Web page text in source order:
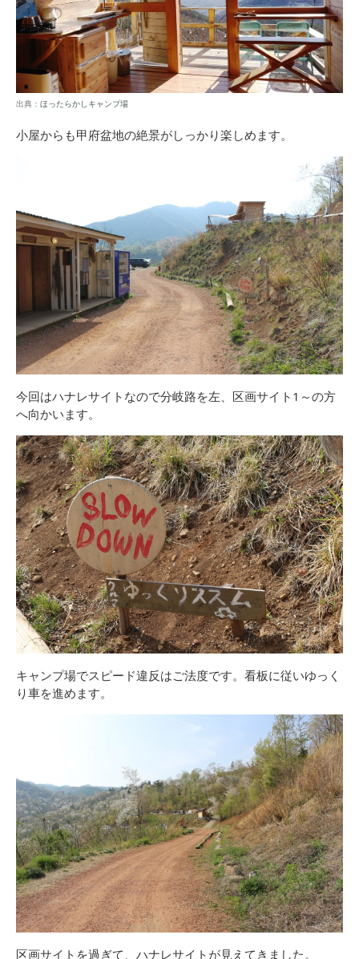
出典： ほったらかしキャンプ場
小屋からも甲府盆地の絶景がしっかり楽しめます。
今回はハナレサイトなので分岐路を左、区画サイト1～の方
へ向かいます。
キャンプ場でスピード違反はご法度です。看板に従いゆっく
り車を進めます。
区画サイトを過ぎて、ハナレサイトが見えてきました。